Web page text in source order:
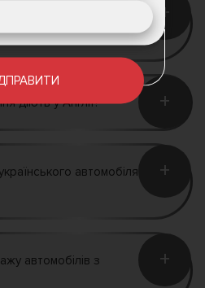
при
+
діють у Англії? +
автомобіля
+
автомобілів з
+